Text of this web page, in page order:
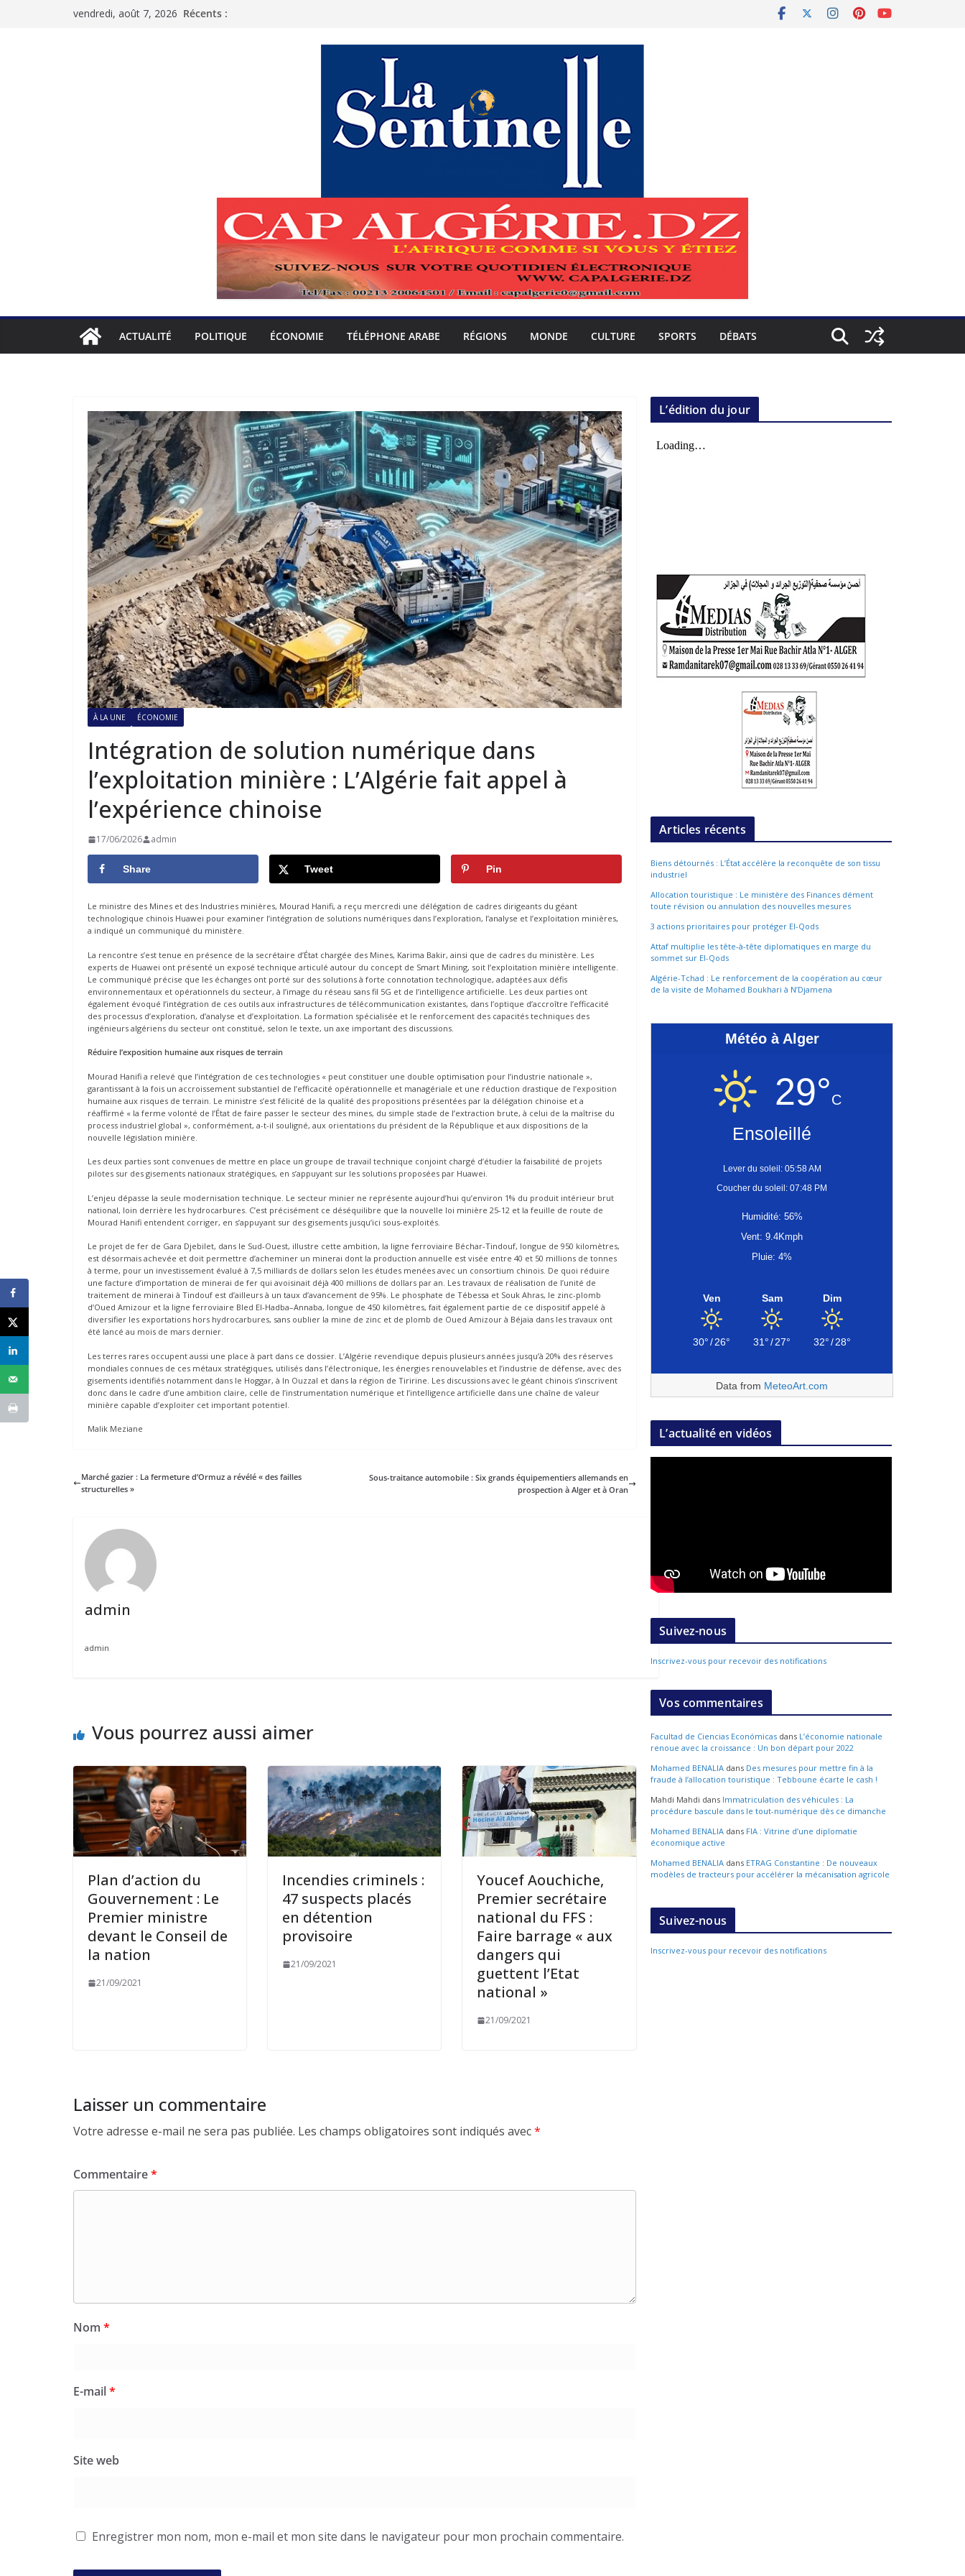
vendredi, août 7, 2026 Récents :
ACTUALITÉ POLITIQUE ÉCONOMIE TÉLÉPHONE ARABE RÉGIONS MONDE CULTURE SPORTS DÉBATS
À LA UNE ÉCONOMIE
Intégration de solution numérique dans
l’exploitation minière : L’Algérie fait appel à
l’expérience chinoise
17/06/2026 admin
Share Tweet Pin
Le ministre des Mines et des Industries minières, Mourad Hanifi, a reçu mercredi une délégation de cadres dirigeants du géant
technologique chinois Huawei pour examiner l’intégration de solutions numériques dans l’exploration, l’analyse et l’exploitation minières,
a indiqué un communiqué du ministère.
La rencontre s’est tenue en présence de la secrétaire d’État chargée des Mines, Karima Bakir, ainsi que de cadres du ministère. Les
experts de Huawei ont présenté un exposé technique articulé autour du concept de Smart Mining, soit l’exploitation minière intelligente.
Le communiqué précise que les échanges ont porté sur des solutions à forte connotation technologique, adaptées aux défis
environnementaux et opérationnels du secteur, à l’image du réseau sans fil 5G et de l’intelligence artificielle. Les deux parties ont
également évoqué l’intégration de ces outils aux infrastructures de télécommunication existantes, dans l’optique d’accroître l’efficacité
des processus d’exploration, d’analyse et d’exploitation. La formation spécialisée et le renforcement des capacités techniques des
ingénieurs algériens du secteur ont constitué, selon le texte, un axe important des discussions.
Réduire l’exposition humaine aux risques de terrain
Mourad Hanifi a relevé que l’intégration de ces technologies « peut constituer une double optimisation pour l’industrie nationale »,
garantissant à la fois un accroissement substantiel de l’efficacité opérationnelle et managériale et une réduction drastique de l’exposition
humaine aux risques de terrain. Le ministre s’est félicité de la qualité des propositions présentées par la délégation chinoise et a
réaffirmé « la ferme volonté de l’État de faire passer le secteur des mines, du simple stade de l’extraction brute, à celui de la maîtrise du
process industriel global », conformément, a-t-il souligné, aux orientations du président de la République et aux dispositions de la
nouvelle législation minière.
Les deux parties sont convenues de mettre en place un groupe de travail technique conjoint chargé d’étudier la faisabilité de projets
pilotes sur des gisements nationaux stratégiques, en s’appuyant sur les solutions proposées par Huawei.
L’enjeu dépasse la seule modernisation technique. Le secteur minier ne représente aujourd’hui qu’environ 1% du produit intérieur brut
national, loin derrière les hydrocarbures. C’est précisément ce déséquilibre que la nouvelle loi minière 25-12 et la feuille de route de
Mourad Hanifi entendent corriger, en s’appuyant sur des gisements jusqu’ici sous-exploités.
Le projet de fer de Gara Djebilet, dans le Sud-Ouest, illustre cette ambition, la ligne ferroviaire Béchar-Tindouf, longue de 950 kilomètres,
est désormais achevée et doit permettre d’acheminer un minerai dont la production annuelle est visée entre 40 et 50 millions de tonnes
à terme, pour un investissement évalué à 7,5 milliards de dollars selon les études menées avec un consortium chinois. De quoi réduire
une facture d’importation de minerai de fer qui avoisinait déjà 400 millions de dollars par an. Les travaux de réalisation de l’unité de
traitement de minerai à Tindouf est d’ailleurs à un taux d’avancement de 95%. Le phosphate de Tébessa et Souk Ahras, le zinc-plomb
d’Oued Amizour et la ligne ferroviaire Bled El-Hadba–Annaba, longue de 450 kilomètres, fait également partie de ce dispositif appelé à
diversifier les exportations hors hydrocarbures, sans oublier la mine de zinc et de plomb de Oued Amizour à Béjaïa dans les travaux ont
été lancé au mois de mars dernier.
Les terres rares occupent aussi une place à part dans ce dossier. L’Algérie revendique depuis plusieurs années jusqu’à 20% des réserves
mondiales connues de ces métaux stratégiques, utilisés dans l’électronique, les énergies renouvelables et l’industrie de défense, avec des
gisements identifiés notamment dans le Hoggar, à In Ouzzal et dans la région de Tiririne. Les discussions avec le géant chinois s’inscrivent
donc dans le cadre d’une ambition claire, celle de l’instrumentation numérique et l’intelligence artificielle dans une chaîne de valeur
minière capable d’exploiter cet important potentiel.
Malik Meziane
Marché gazier : La fermeture d’Ormuz a révélé « des failles
structurelles »
Sous-traitance automobile : Six grands équipementiers allemands en
prospection à Alger et à Oran
admin
admin
Vous pourrez aussi aimer
Plan d’action du
Gouvernement : Le
Premier ministre
devant le Conseil de
la nation
21/09/2021
Incendies criminels :
47 suspects placés
en détention
provisoire
21/09/2021
Youcef Aouchiche,
Premier secrétaire
national du FFS :
Faire barrage « aux
dangers qui
guettent l’Etat
national »
21/09/2021
Laisser un commentaire
Votre adresse e-mail ne sera pas publiée. Les champs obligatoires sont indiqués avec*
Commentaire*
Nom *
E-mail*
Site web
Enregistrer mon nom, mon e-mail et mon site dans le navigateur pour mon prochain commentaire.
L’édition du jour
Articles récents
Biens détournés : L’État accélère la reconquête de son tissu
industriel
Allocation touristique : Le ministère des Finances dément
toute révision ou annulation des nouvelles mesures
3 actions prioritaires pour protéger El-Qods
Attaf multiplie les tête-à-tête diplomatiques en marge du
sommet sur El-Qods
Algérie-Tchad : Le renforcement de la coopération au cœur
de la visite de Mohamed Boukhari à N’Djamena
Météo à Alger
29°C
Ensoleillé
Lever du soleil: 05:58 AM
Coucher du soleil: 07:48 PM
Humidité: 56%
Vent: 9.4Kmph
Pluie: 4%
Ven
30°/26°
Sam
31°/27°
Dim
32°/28°
Data from MeteoArt.com
L’actualité en vidéos
Suivez-nous
Inscrivez-vous pour recevoir des notifications
Vos commentaires
Facultad de Ciencias Económicas dans L’économie nationale
renoue avec la croissance : Un bon départ pour 2022
Mohamed BENALIA dans Des mesures pour mettre fin à la
fraude à l’allocation touristique : Tebboune écarte le cash !
Mahdi Mahdi dans Immatriculation des véhicules : La
procédure bascule dans le tout-numérique dès ce dimanche
Mohamed BENALIA dans FIA : Vitrine d’une diplomatie
économique active
Mohamed BENALIA dans ETRAG Constantine : De nouveaux
modèles de tracteurs pour accélérer la mécanisation agricole
Suivez-nous
Inscrivez-vous pour recevoir des notifications